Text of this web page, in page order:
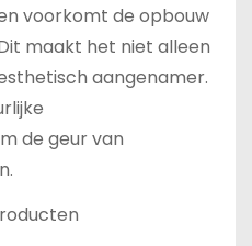
voorkomt de opbouw
maakt het niet alleen
aangenamer.
de geur van